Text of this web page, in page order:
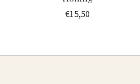
€15,50